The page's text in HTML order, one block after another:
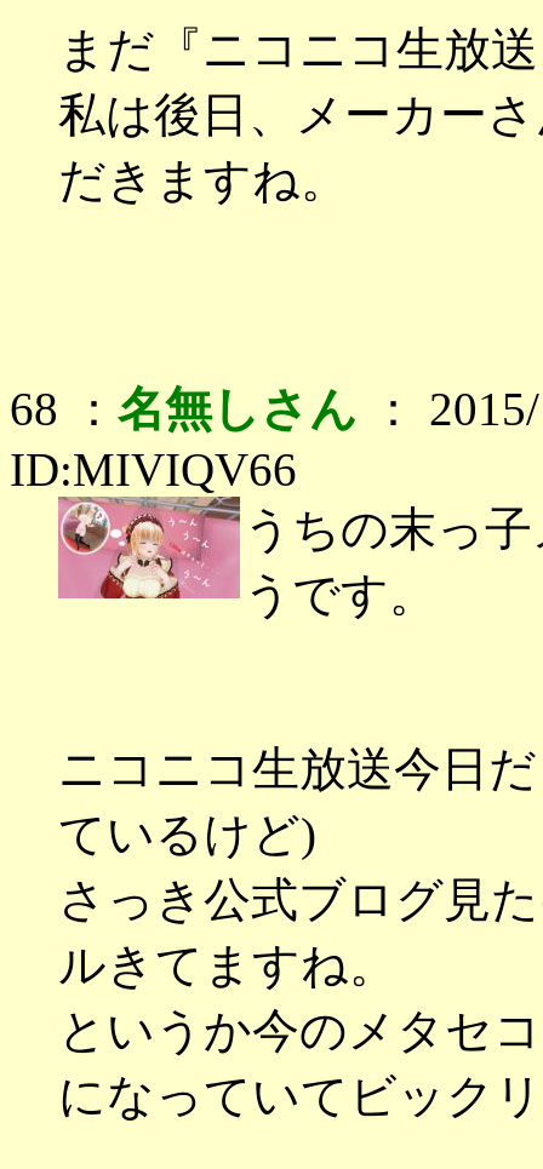
まだ『ニコニコ生放
私は後日、メーカー
だきますね。
68 ： 名無しさん ：
ID:MIVIQV66
うちの末っ
うです。
ニコニコ生放送今日
ているけど)
さっき公式ブログ見
ルきてますね。
というか今のメタセ
になっていてビック